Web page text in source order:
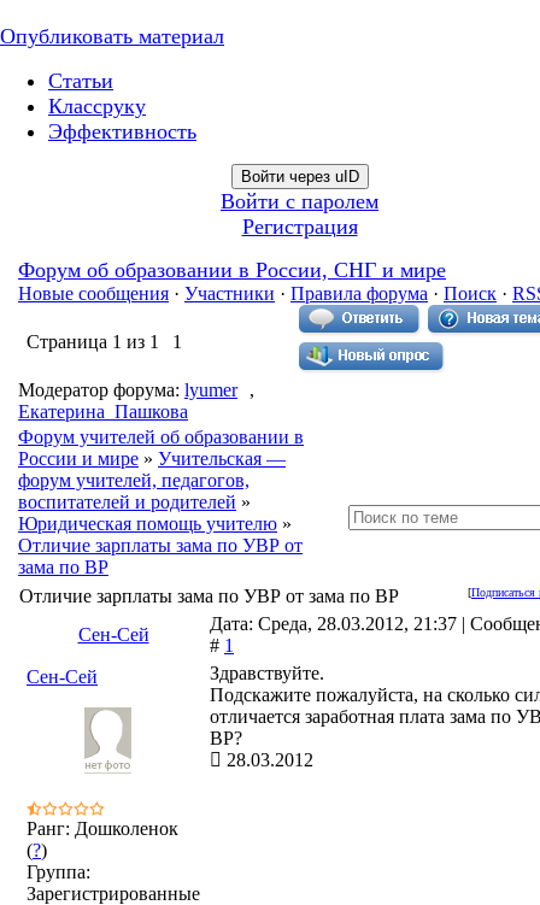
Опубликовать материал
Статьи
Классруку
Эффективность
Войти через uID
Войти с паролем
Регистрация
Форум об образовании в России, СНГ и мире
Новые сообщения · Участники · Правила форума · Поиск ·
Страница 1 из 1 1
Модератор форума: lyumer
,
Екатерина_Пашкова
Форум учителей об образовании в
России и мире » Учительская —
форум учителей, педагогов,
воспитателей и родителей »
Юридическая помощь учителю »
Отличие зарплаты зама по УВР от
зама по ВР
[Подписаться
Отличие зарплаты зама по УВР от зама по ВР
Сен-Сей
Дата: Среда, 28.03.2012, 21:37 |
# 1
Сен-Сей
Ранг: Дошколенок
(?)
Группа:
Зарегистрированные
Здравствуйте.
Подскажите пожалуйста, на сколько
отличается заработная плата зама по
ВР?
28.03.2012